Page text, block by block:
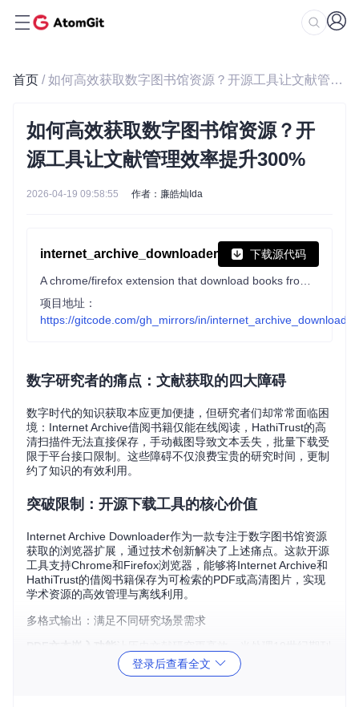
首页 / 如何高效获取数字图书馆资源？开源工具让文献管理效率提升300%
如何高效获取数字图书馆资源？开
源工具让文献管理效率提升300%
2026-04-19 09:58:55 作者：廉皓灿Ida
internet_archive_downloader 下载源代码
项目地址：
https://gitcode.com/gh_mirrors/in/internet_archive_downloader
数字研究者的痛点：文献获取的四大障碍
数字时代的知识获取本应更加便捷，但研究者们却常常面临困
境：Internet Archive借阅书籍仅能在线阅读，HathiTrust的高
清扫描件无法直接保存，手动截图导致文本丢失，批量下载受
限于平台接口限制。这些障碍不仅浪费宝贵的研究时间，更制
约了知识的有效利用。
突破限制：开源下载工具的核心价值
Internet Archive Downloader作为一款专注于数字图书馆资源
获取的浏览器扩展，通过技术创新解决了上述痛点。这款开源
工具支持Chrome和Firefox浏览器，能够将Internet Archive和
HathiTrust的借阅书籍保存为可检索的PDF或高清图片，实现
学术资源的高效管理与离线利用。
多格式输出：满足不同研究场景需求
论文时，工具能保留原始排版和文本结构，生成的PDF支持关
键词搜索，使文献综述效率提升60%。相比传统截图工具产生
登录后查看全文